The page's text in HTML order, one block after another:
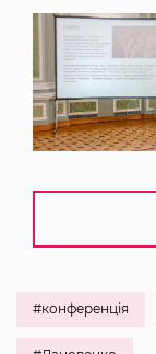
#конференція